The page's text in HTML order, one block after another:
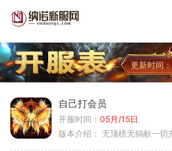
更新时间
自己打会员
开服时间： 05月/15日
版本介绍： 无顶榜无捐献一切